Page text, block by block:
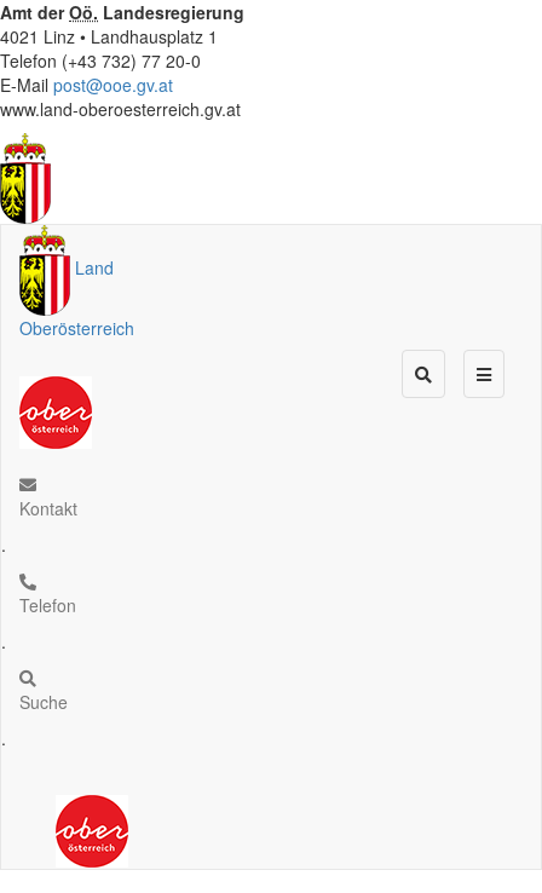
Amt derOö. Landesregierung
4021 Linz • Landhausplatz 1
Telefon (+43 732) 77 20-0
E-Mail post@ooe.gv.at
www.land-oberoesterreich.gv.at
Land
Oberösterreich
Kontakt
.
Telefon
.
Suche
.